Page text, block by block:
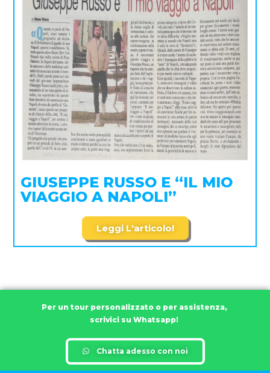
GIUSEPPE RUSSO E “IL MIO
VIAGGIO A NAPOLI”
Leggi L'articolo!
Per un tour personalizzato o per assistenza,
scrivici su Whatsapp!
Chatta adesso con noi